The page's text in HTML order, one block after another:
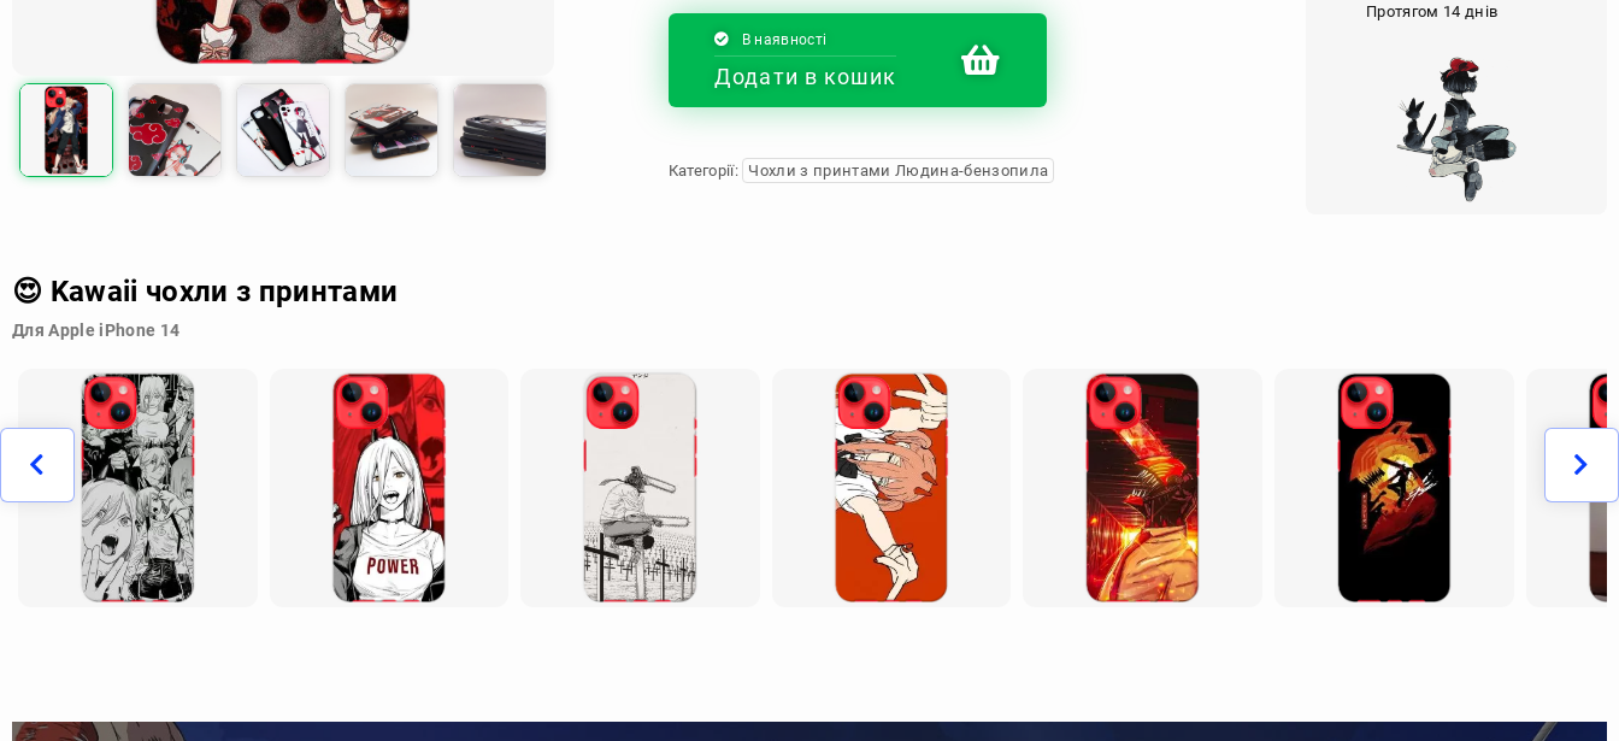
В наявності
Додати в кошик
Категорії: Чохли з принтами Людина-бензопила
Протягом 14 днів
😍 Kawaii чохли з принтами
Для Apple iPhone 14